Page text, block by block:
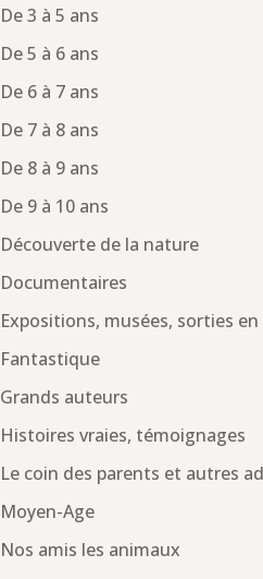
De 3 à 5 ans
De 5 à 6 ans
De 6 à 7 ans
De 7 à 8 ans
De 8 à 9 ans
De 9 à 10 ans
Découverte de la nature
Documentaires
Expositions, musées, sorties
Fantastique
Grands auteurs
Histoires vraies, témoignages
Le coin des parents et autres
Moyen-Age
Nos amis les animaux